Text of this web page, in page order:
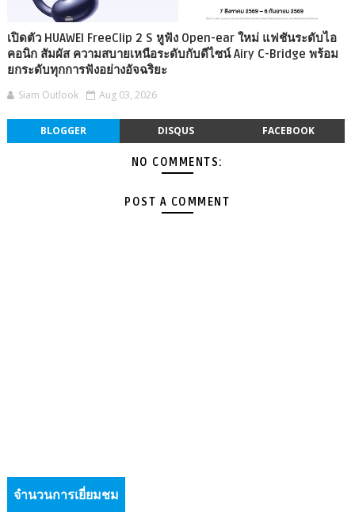
เปิดตัว HUAWEI FreeClip 2 S หูฟัง Open-ear ใหม่ แฟชันระดับไอ
คอนิก สัมผัส ความสบายเหนือระดับกับดีไซน์ Airy C-Bridge พร้อม
ยกระดับทุกการฟังอย่างอัจฉริยะ
Siam Outlook Aug 03, 2026
BLOGGER DISQUS FACEBOOK
NO COMMENTS:
POST A COMMENT
จำนวนการเยี่ยมชม